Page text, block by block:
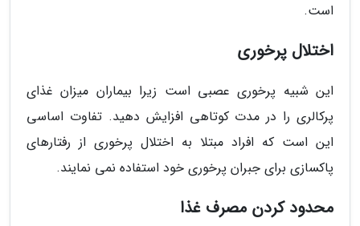
است.
اختلال پرخوری
این شبیه پرخوری عصبی است زیرا بیماران میزان غذای
پرکالری را در مدت کوتاهی افزایش دهید. تفاوت اساسی
این است که افراد مبتلا به اختلال پرخوری از رفتارهای
پاکسازی برای جبران پرخوری خود استفاده نمی نمایند.
محدود کردن مصرف غذا